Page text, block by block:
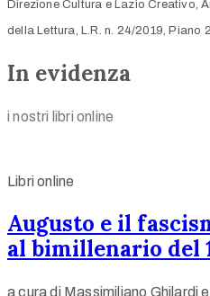
Direzione Cultura e Lazio Creativo,
della Lettura, L.R. n. 24/2019, Piano
In evidenza
i nostri libri online
Libri online
Augusto e il
al bimillenario del
a cura di Massimiliano Ghilardi